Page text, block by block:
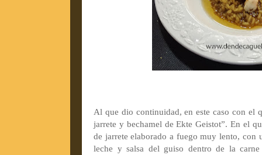
Al que dio continuidad, en este caso con el
jarrete y bechamel de Ekte Geistot”. En el
de jarrete elaborado a fuego muy lento, con
leche y salsa del guiso dentro de la